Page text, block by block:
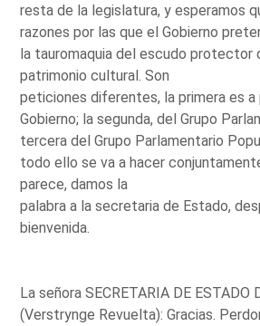
resta de la legislatura, y esperamos
razones por las que el Gobierno
la tauromaquia del escudo protector
patrimonio cultural. Son
peticiones diferentes, la primera es
Gobierno; la segunda, del Grupo
tercera del Grupo Parlamentario
todo ello se va a hacer
parece, damos la
palabra a la secretaria de Estado,
bienvenida.
La señora SECRETARIA DE ESTADO
(Verstrynge Revuelta): Gracias.